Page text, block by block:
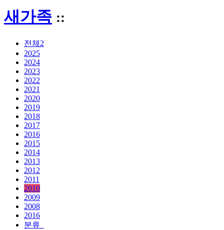
새가족 ::
전체2
2025
2024
2023
2022
2021
2020
2019
2018
2017
2016
2015
2014
2013
2012
2011
2010
2009
2008
2016
분류